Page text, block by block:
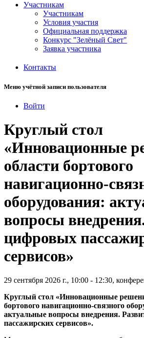
Участникам
Участникам
Условия участия
Официальная поддержка
Конкурс "Зелёный Свет"
Заявка участника
Контакты
Меню учётной записи пользователя
Войти
Круглый стол
«Инновационные
области бортового
навигационно-
оборудования:
вопросы
цифровых
сервисов»
29 сентября 2026 г., 10:00 - 12:30,
Круглый стол «Инновационные
бортового навигационно-связного
актуальные вопросы внедрения.
пассажирских сервисов».